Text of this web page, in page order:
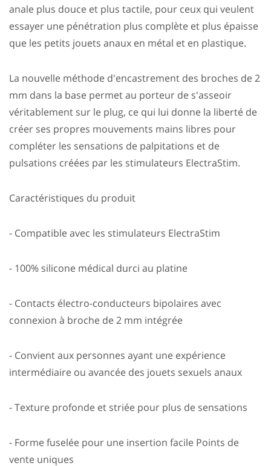
anale plus douce et plus tactile, pour ceux qui veulent
essayer une pénétration plus complète et plus épaisse
que les petits jouets anaux en métal et en plastique.
La nouvelle méthode d'encastrement des broches de 2
mm dans la base permet au porteur de s'asseoir
véritablement sur le plug, ce qui lui donne la liberté de
créer ses propres mouvements mains libres pour
compléter les sensations de palpitations et de
pulsations créées par les stimulateurs ElectraStim.
Caractéristiques du produit
- Compatible avec les stimulateurs ElectraStim
- 100% silicone médical durci au platine
- Contacts électro-conducteurs bipolaires avec
connexion à broche de 2 mm intégrée
- Convient aux personnes ayant une expérience
intermédiaire ou avancée des jouets sexuels anaux
- Texture profonde et striée pour plus de sensations
- Forme fuselée pour une insertion facile Points de
vente uniques